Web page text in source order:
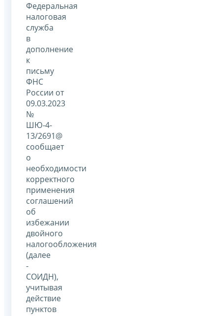
Федеральная
налоговая
служба
в
дополнение
к
письму
ФНС
России от
09.03.2023
№
ШЮ-4-
13/2691@
сообщает
о
необходимости
корректного
применения
соглашений
об
избежании
двойного
налогообложения
(далее
-
СОИДН),
учитывая
действие
пунктов